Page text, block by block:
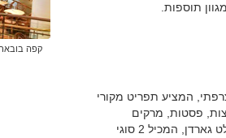
תוספות.
המציע תפריט מקורי
פסטות, מרקים
וכריכים - הכל מוכן במקום, לצד קינוחים מעולים ומגוון סוגי קפה. בין המנות המומלצות: סלט גארדן, המכיל 2 סוגי
קפה